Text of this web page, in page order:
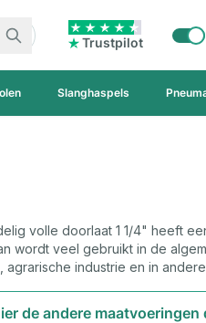
Trustpilot
Slanghaspels
volle doorlaat 1 1/4" heeft
wordt veel gebruikt in de
industrie en in
de andere maatvoeringen